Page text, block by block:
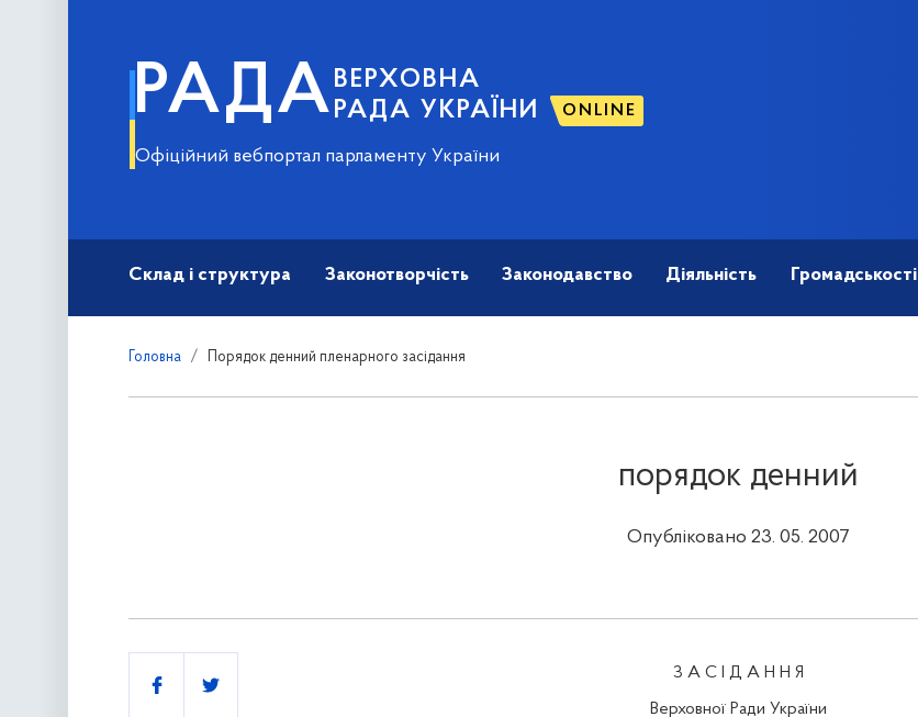
РАДА ВЕРХОВНА
РАДА УКРАЇНИ
ONLINE
Офіційний вебпортал парламенту України
Склад і структура Законотворчість Законодавство Діяльність Громадськості
Головна Порядок денний пленарного засідання
порядок денний
Опубліковано 23. 05. 2007
З А С І Д А Н Н Я
Верховної Ради України
Поділитись